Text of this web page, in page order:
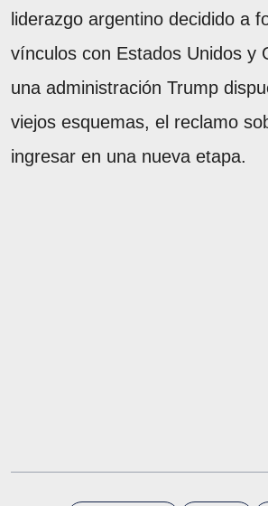
liderazgo argentino decidido a
vínculos con Estados Unidos y
una administración Trump
viejos esquemas, el reclamo
ingresar en una nueva etapa.